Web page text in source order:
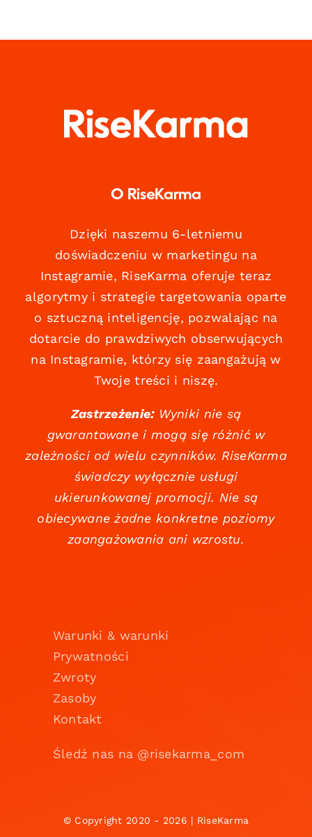
O RiseKarma
Dzięki naszemu 6-letniemu
doświadczeniu w marketingu na
Instagramie, RiseKarma oferuje teraz
algorytmy i strategie targetowania oparte
o sztuczną inteligencję, pozwalając na
dotarcie do prawdziwych obserwujących
na Instagramie, którzy się zaangażują w
Twoje treści i niszę.
Zastrzeżenie:Wyniki nie są
gwarantowane i mogą się różnić w
zależności od wielu czynników. RiseKarma
świadczy wyłącznie usługi
ukierunkowanej promocji. Nie są
obiecywane żadne konkretne poziomy
zaangażowania ani wzrostu.
Warunki & warunki
Prywatności
Zwroty
Zasoby
Kontakt
Śledź nas na @risekarma_com
© Copyright 2020 - 2026 | RiseKarma